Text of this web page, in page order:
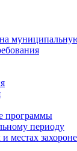
программы
периоду
местах